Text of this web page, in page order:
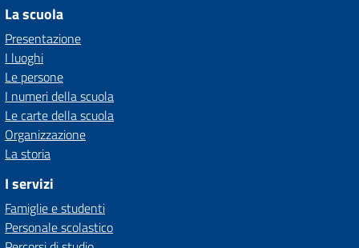
La scuola
Presentazione
I luoghi
Le persone
I numeri della scuola
Le carte della scuola
Organizzazione
La storia
I servizi
Famiglie e studenti
Personale scolastico